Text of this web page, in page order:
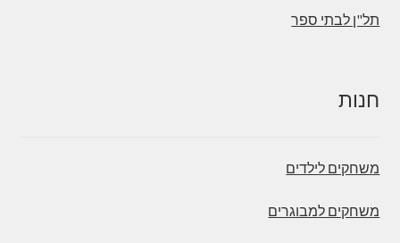
תל"ן לבתי ספר
חנות
משחקים לילדים
משחקים למבוגרים